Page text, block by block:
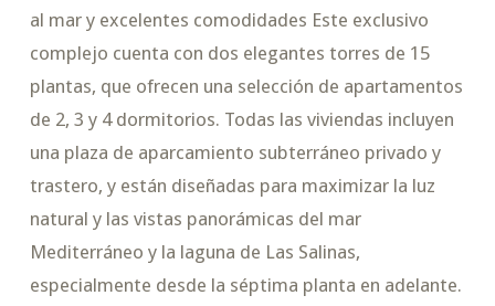
al mar y excelentes comodidades Este exclusivo
complejo cuenta con dos elegantes torres de 15
plantas, que ofrecen una selección de apartamentos
de 2, 3 y 4 dormitorios. Todas las viviendas incluyen
una plaza de aparcamiento subterráneo privado y
trastero, y están diseñadas para maximizar la luz
natural y las vistas panorámicas del mar
Mediterráneo y la laguna de Las Salinas,
especialmente desde la séptima planta en adelante.